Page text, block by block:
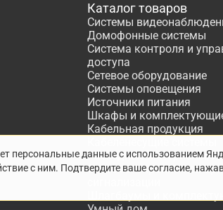
Каталог товаров
Системы
Домофонные системы
Система контроля и
доступа
Сетевое оборудование
Системы оповещения
Источники питания
Шкафы и
Кабельная продукция
Расходные материалы,
Системы охранно-
персональные данные с использованием
с ним. Подтвердите ваше согласие,